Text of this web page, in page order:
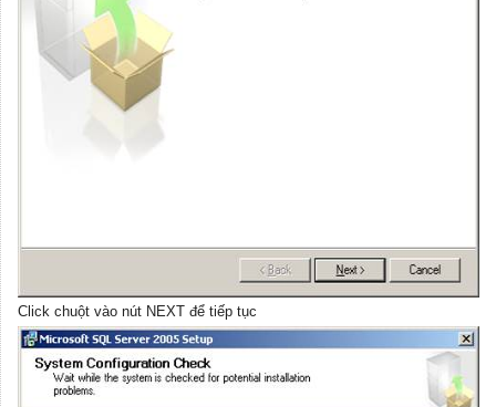
Click chuột vào nút NEXT để tiếp tục